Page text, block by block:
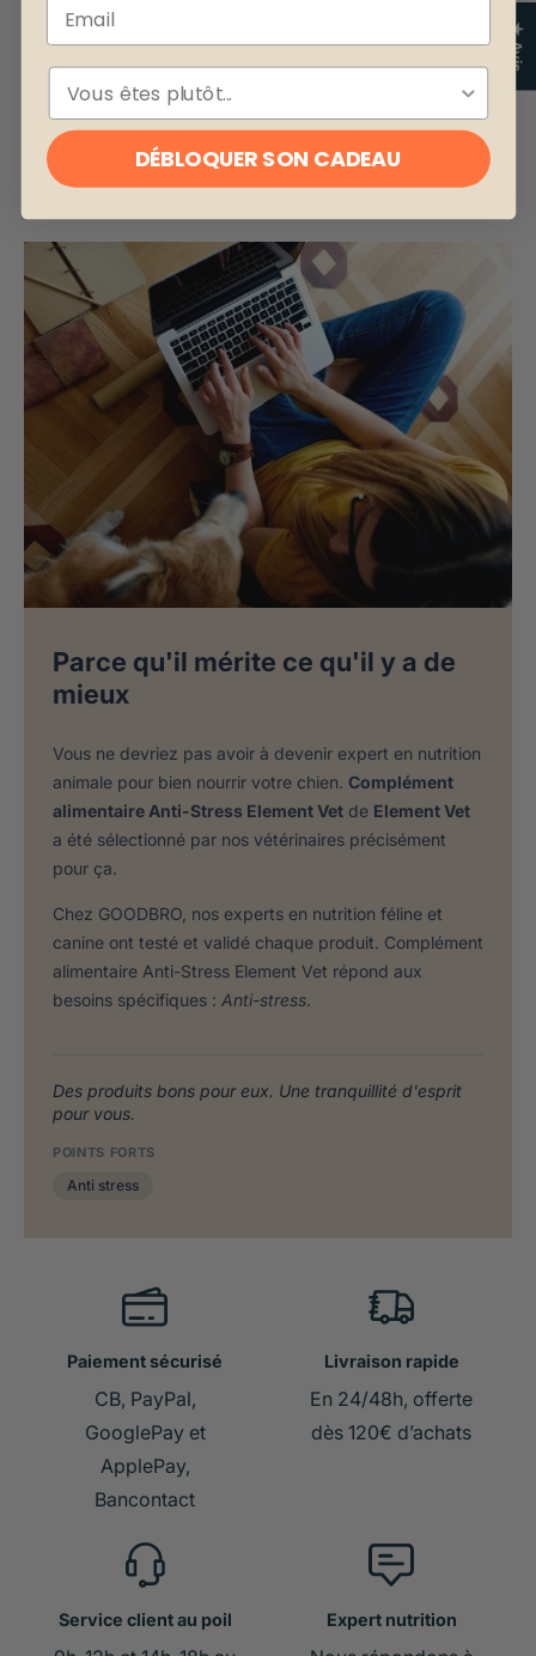
Parce qu'il mérite ce qu'il y a de
mieux
Vous ne devriez pas avoir à devenir expert en nutrition
animale pour bien nourrir votre chien. Complément
alimentaire Anti-Stress Element Vet de Element Vet
a été sélectionné par nos vétérinaires précisément
pour ça.
Chez GOODBRO, nos experts en nutrition féline et
canine ont testé et validé chaque produit. Complément
alimentaire Anti-Stress Element Vet répond aux
besoins spécifiques : Anti-stress.
Des produits bons pour eux. Une tranquillité d'esprit
pour vous.
POINTS FORTS
Anti stress
Paiement sécurisé
CB, PayPal,
GooglePay et
ApplePay,
Bancontact
Livraison rapide
En 24/48h, offerte
dès 120€ d’achats
Service client au poil Expert nutrition
★ Avis
ESPÈCE
DÉBLOQUER SON CADEAU